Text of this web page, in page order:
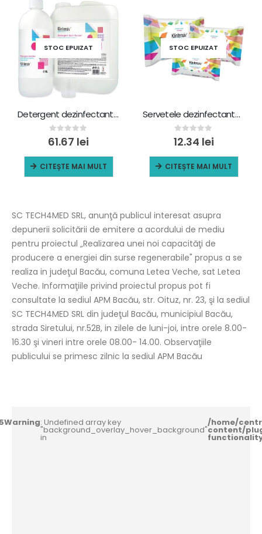
STOC EPUIZAT
Detergent dezinfectant concentrat Klintensiv, 1 L
0out of 5
61.67 lei
CITEȘTE MAI MULT
STOC EPUIZAT
Servetele dezinfectante suprafete Klintensiv, 80 bucati / pachet
0out of 5
12.34 lei
CITEȘTE MAI MULT
SC TECH4MED SRL, anunţă publicul interesat asupra
depunerii solicitării de emitere a acordului de mediu
pentru proiectul „Realizarea unei noi capacităţi de
producere a energiei din surse regenerabile" propus a se
realiza in judeţul Bacău, comuna Letea Veche, sat Letea
Veche. Informaţiile privind proiectul propus pot fi
consultate la sediul APM Bacău, str. Oituz, nr. 23, şi la sediul
SC TECH4MED SRL din judeţul Bacău, municipiul Bacău,
strada Siretului, nr.52B, in zilele de luni-joi, intre orele 8.00-
16.30 şi vineri intre orele 08.00- 14.00. Observaţiile
publicului se primesc zilnic la sediul APM Bacău
Warning: Undefined array key
"background_overlay_hover_background"
in
/home/
content/